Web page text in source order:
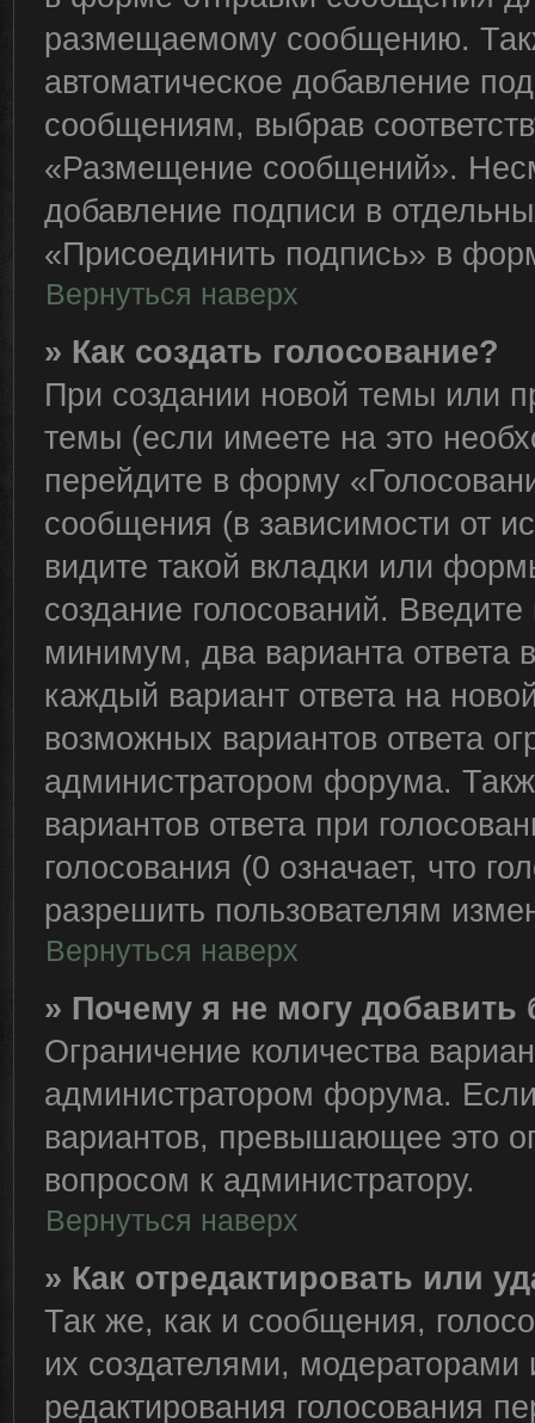
размещаемому сообщению.
автоматическое добавление
сообщениям, выбрав
«Размещение сообщений».
добавление подписи в
«Присоединить подпись» в
Вернуться наверх
» Как создать голосование?
При создании новой темы или
темы (если имеете на это
перейдите в форму
сообщения (в зависимости от
видите такой вкладки или
создание голосований.
минимум, два варианта ответа
каждый вариант ответа на
возможных вариантов ответа
администратором форума.
вариантов ответа при
голосования (0 означает, что
разрешить пользователям
Вернуться наверх
» Почему я не могу добавить
Ограничение количества
администратором форума.
вариантов, превышающее это
вопросом к администратору.
Вернуться наверх
» Как отредактировать или
Так же, как и сообщения,
их создателями,
редактирования голосования